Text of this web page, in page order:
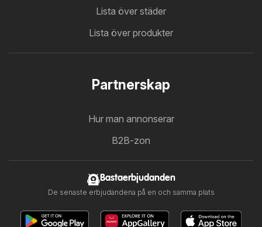
Lista över städer
Lista över produkter
Partnerskap
Hur man annonserar
B2B-zon
Bastaerbjudanden
De senaste erbjudandena på en och samma plats